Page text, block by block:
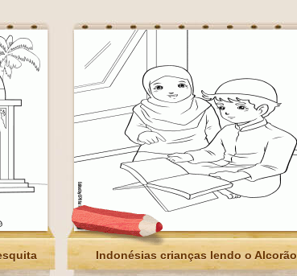
Indonésias crianças lendo o Alcorão